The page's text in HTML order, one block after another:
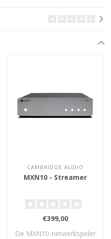
CAMBRIDGE AUDIO
MXN10 - Streamer
€399,00
De MXN10-netwerkspeler